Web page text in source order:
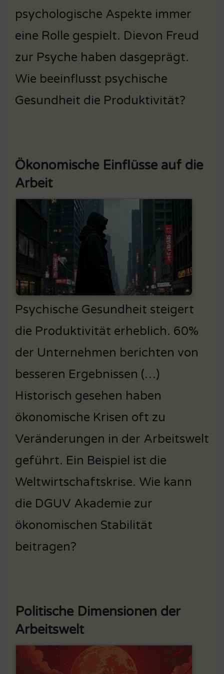
psychologische Aspekte immer
eine Rolle gespielt. Dievon Freud
zur Psyche haben dasgeprägt.
Wie beeinflusst psychische
Gesundheit die Produktivität?
Ökonomische Einflüsse auf die
Arbeit
Psychische Gesundheit steigert
die Produktivität erheblich. 60%
der Unternehmen berichten von
besseren Ergebnissen (…)
Historisch gesehen haben
ökonomische Krisen oft zu
Veränderungen in der Arbeitswelt
geführt. Ein Beispiel ist die
Weltwirtschaftskrise. Wie kann
die DGUV Akademie zur
ökonomischen Stabilität
beitragen?
Politische Dimensionen der
Arbeitswelt